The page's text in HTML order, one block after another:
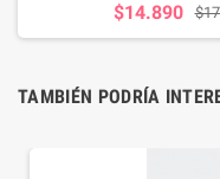
$14.890
TAMBIÉN PODRÍA